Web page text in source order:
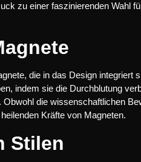
zu einer faszinierenden Wahl
die in das Design integriert
indem sie die Durchblutung
Obwohl die wissenschaftlichen
Kräfte von Magneten.
Stilen